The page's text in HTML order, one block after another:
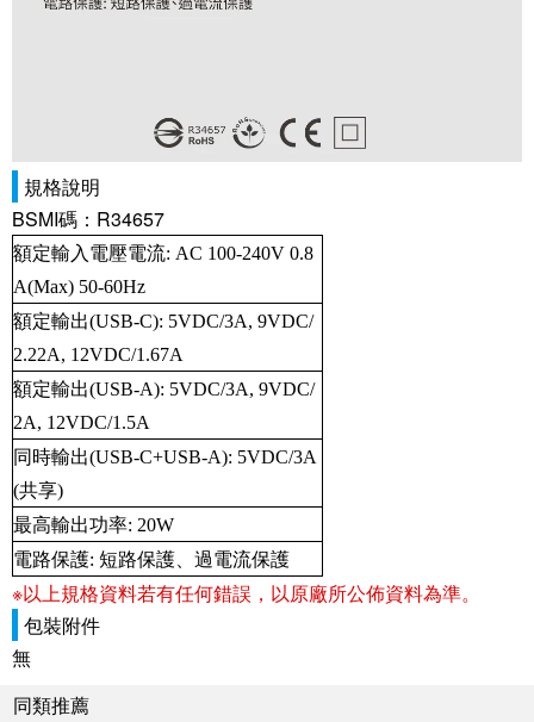
規格說明
BSMI碼：R34657
額定輸入電壓電流: AC 100-240V 0.8
A(Max) 50-60Hz
額定輸出(USB-C): 5VDC/3A, 9VDC/
2.22A, 12VDC/1.67A
額定輸出(USB-A): 5VDC/3A, 9VDC/
2A, 12VDC/1.5A
同時輸出(USB-C+USB-A): 5VDC/3A
(共享)
最高輸出功率: 20W
電路保護: 短路保護、過電流保護
※以上規格資料若有任何錯誤，以原廠所公佈資料為準。
包裝附件
無
同類推薦